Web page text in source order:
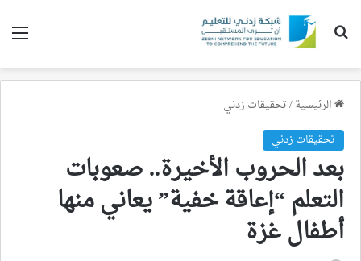
بحث عن
الرئيسية/تحقيقات زدني
تحقيقات زدني
بعد الحروب الأخيرة.. صعوبات
التعلم “إعاقة خفية” يعاني منها
أطفال غزة